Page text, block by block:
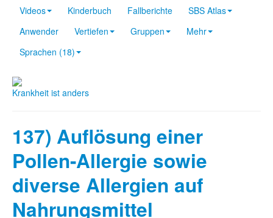
Videos Kinderbuch Fallberichte
SBS Atlas
Anwender
Vertiefen Gruppen
Mehr
Sprachen (18)
Krankheit ist anders
137) Auflösung einer
Pollen-Allergie sowie
diverse Allergien auf
Nahrungsmittel